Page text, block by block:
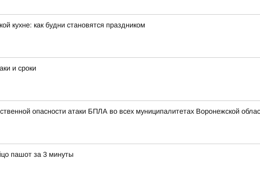
кухне: как будни становятся праздником
и сроки
опасности атаки БПЛА во всех муниципалитетах Воронежской
пашот за 3 минуты